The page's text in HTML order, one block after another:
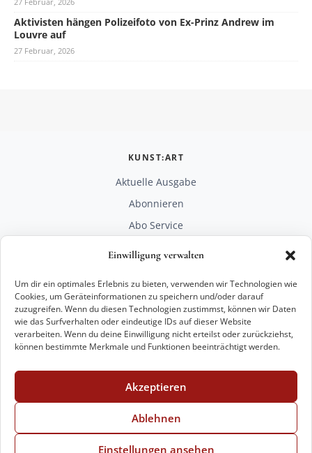
Einwilligung verwalten
Um dir ein optimales Erlebnis zu bieten, verwenden wir Technologien wie
Cookies, um Geräteinformationen zu speichern und/oder darauf
zuzugreifen. Wenn du diesen Technologien zustimmst, können wir Daten
wie das Surfverhalten oder eindeutige IDs auf dieser Website
verarbeiten. Wenn du deine Einwilligung nicht erteilst oder zurückziehst,
können bestimmte Merkmale und Funktionen beeinträchtigt werden.
Akzeptieren
Ablehnen
Einstellungen ansehen
Aktivisten hängen Polizeifoto von Ex-Prinz Andrew im
Louvre auf
27 Februar, 2026
KUNST:ART
Aktuelle Ausgabe
Abonnieren
Abo Service
RECHTLICHES
Impressum
Datenschutz
KONTAKT
+49 221 29 28 27 21